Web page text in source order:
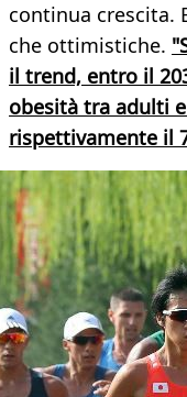
continua crescita.
che ottimistiche.
il trend, entro il
obesità tra adulti
rispettivamente il